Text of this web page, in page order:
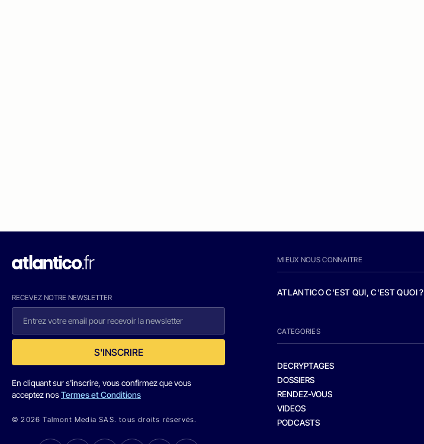
RECEVEZ NOTRE NEWSLETTER
S'INSCRIRE
En cliquant sur s'inscrire, vous confirmez que vous
acceptez nosTermes et Conditions
© 2026 Talmont Media SAS. tous droits réservés.
MIEUX NOUS CONNAITRE
ATLANTICO C'EST QUI, C'EST QUOI ?
CATEGORIES
DECRYPTAGES
DOSSIERS
RENDEZ-VOUS
VIDEOS
PODCASTS